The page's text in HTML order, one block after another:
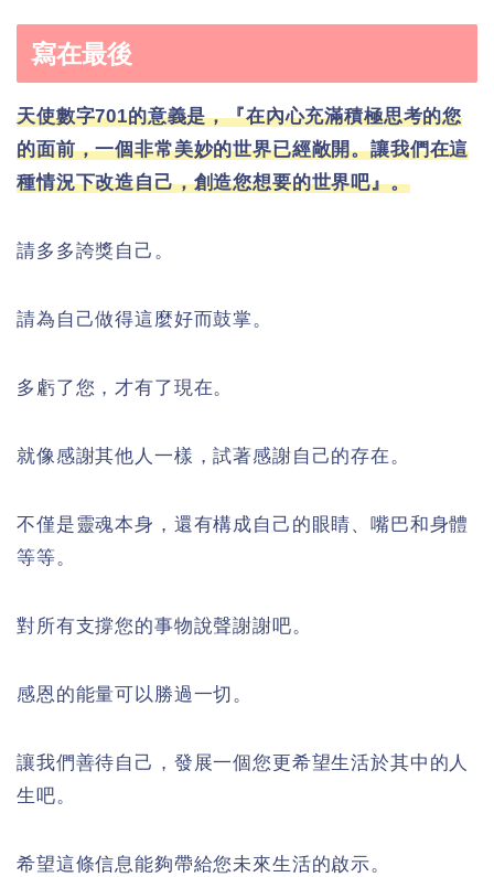
寫在最後
天使數字701的意義是，『在內心充滿積極思考的您
的面前，一個非常美妙的世界已經敞開。讓我們在這
種情況下改造自己，創造您想要的世界吧』。
請多多誇獎自己。
請為自己做得這麼好而鼓掌。
多虧了您，才有了現在。
就像感謝其他人一樣，試著感謝自己的存在。
不僅是靈魂本身，還有構成自己的眼睛、嘴巴和身體
等等。
對所有支撐您的事物說聲謝謝吧。
感恩的能量可以勝過一切。
讓我們善待自己，發展一個您更希望生活於其中的人
生吧。
希望這條信息能夠帶給您未來生活的啟示。